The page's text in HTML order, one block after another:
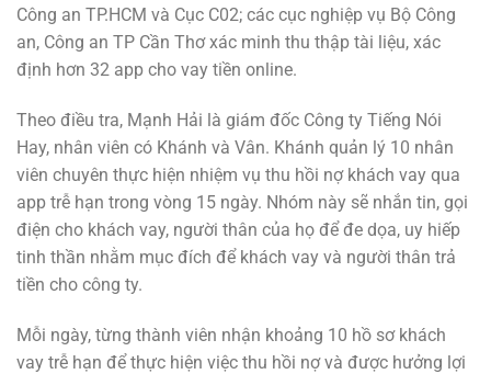
Công an TP.HCM và Cục C02; các cục nghiệp vụ Bộ Công
an, Công an TP Cần Thơ xác minh thu thập tài liệu, xác
định hơn 32 app cho vay tiền online.
Theo điều tra, Mạnh Hải là giám đốc Công ty Tiếng Nói
Hay, nhân viên có Khánh và Vân. Khánh quản lý 10 nhân
viên chuyên thực hiện nhiệm vụ thu hồi nợ khách vay qua
app trễ hạn trong vòng 15 ngày. Nhóm này sẽ nhắn tin, gọi
điện cho khách vay, người thân của họ để đe dọa, uy hiếp
tinh thần nhằm mục đích để khách vay và người thân trả
tiền cho công ty.
Mỗi ngày, từng thành viên nhận khoảng 10 hồ sơ khách
vay trễ hạn để thực hiện việc thu hồi nợ và được hưởng lợi